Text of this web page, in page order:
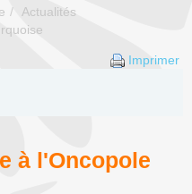
Actualités
Imprimer
à l'Oncopole